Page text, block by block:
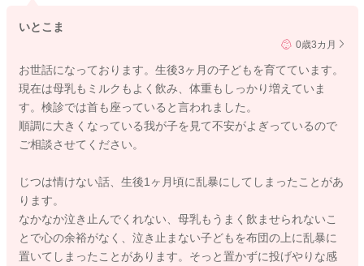
いとこま
0歳3カ月
お世話になっております。生後3ヶ月の子どもを育てています。
現在は母乳もミルクもよく飲み、体重もしっかり増えていま
す。検診では首も座っていると言われました。
順調に大きくなっている我が子を見て不安がよぎっているので
ご相談させてください。
じつは情けない話、生後1ヶ月頃に乱暴にしてしまったことがあ
ります。
なかなか泣き止んでくれない、母乳もうまく飲ませられないこ
とで心の余裕がなく、泣き止まない子どもを布団の上に乱暴に
置いてしまったことがあります。そっと置かずに投げやりな感